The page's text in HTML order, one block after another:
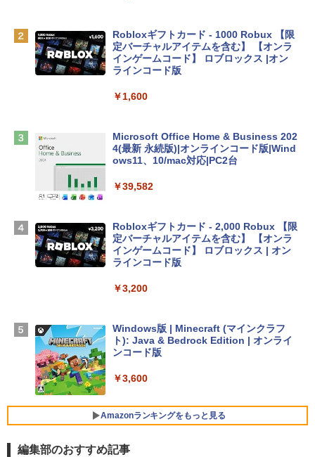
tomtoc 360°保護 15.6 16インチ パソコ
ンケース Dell NEC Lavie ASUS HP dyna
Apple 2026 MacBook Air M5チップ搭載
13インチノートブック：AIとApple Intell
スプレイ、16GBユニファイドメモリ、1
D - ミッドナイト
￥278,800
【Amazon.co.jp限定】 HP ノートパソコ
￥129,800
FMV ノートパソコン WE1-K3 (MS 365 P
VWK3E15W_AZ
Robloxギフトカード - 1000 Robux 【限
定バーチャルアイテムを含む】 【オンラ
インゲームコード】 ロブロックス |オン
ラインコード版
￥1,600
Microsoft Office Home & Business 202
4(最新 永続版)|オンラインコード版|Wind
ows11、10/mac対応|PC2台
￥39,582
Robloxギフトカード - 2,000 Robux 【限
定バーチャルアイテムを含む】 【オンラ
インゲームコード】 ロブロックス | オン
ラインコード版
￥3,200
Windows版 | Minecraft (マインクラフ
ト): Java & Bedrock Edition | オンライ
ンコード版
￥3,600
Amazonランキングをもっと見る
編集部のおすすめ記事